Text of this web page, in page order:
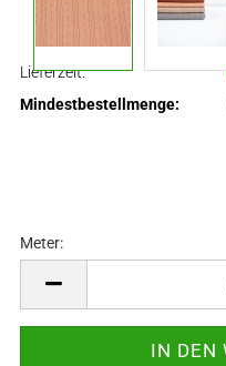
Lieferzeit:
Mindestbestellmenge:
Meter: